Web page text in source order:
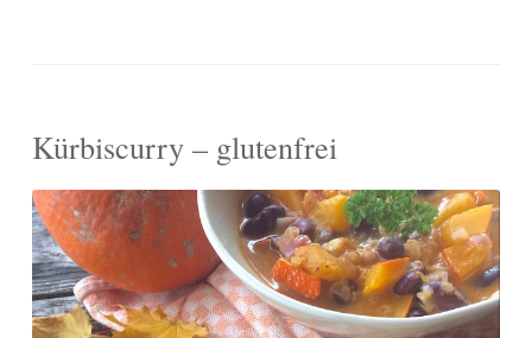
Kürbiscurry – glutenfrei